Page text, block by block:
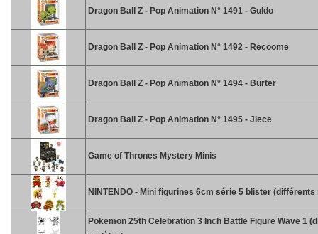
Dragon Ball Z - Pop Animation N° 1491 - Guldo
Dragon Ball Z - Pop Animation N° 1492 - Recoome
Dragon Ball Z - Pop Animation N° 1494 - Burter
Dragon Ball Z - Pop Animation N° 1495 - Jiece
Game of Thrones Mystery Minis
NINTENDO - Mini figurines 6cm série 5 blister (différents
Pokemon 25th Celebration 3 Inch Battle Figure Wave 1